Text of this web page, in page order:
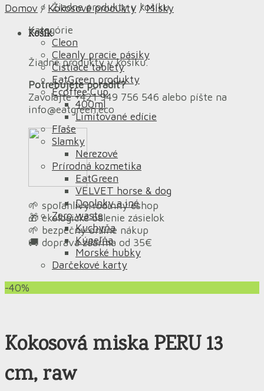
Žiadne produkty v košíku.
Košík
Žiadne produkty v košíku.
Potrebujete poradiť?
Zavolajte +421 949 756 546 alebo píšte na
info@eatgreen.eco
🌱 spoľahlivý rodinný eshop
🎁 ekologické balenie zásielok
🌱 bezpečný online nákup
🚚 doprava zdarma od 35€
Domov / Kokosové produkty / Misky
Kategórie
Cleon
Cleanly pracie pásiky
Čistiace tablety
EatGreen produkty
Ecoffee Cup
400ml
Limitované edície
Fľaše
Slamky
Nerezové
Prírodná kozmetika
EatGreen
VELVET horse & dog
Doplnky a iné
Zero waste
Kuchyňa
Kúpeľňa
Morské hubky
Darčekové karty
-40%
Kokosová miska PERU 13
cm, raw